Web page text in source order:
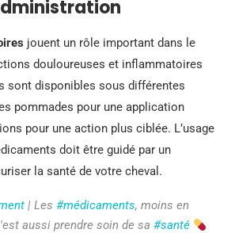
jouent un rôle important dans le
douloureuses et inflammatoires
sont disponibles sous différentes
pommades pour une application
pour une action plus ciblée. L’usage
doit être guidé par un
la santé de votre cheval.
| Les #médicaments, moins en
aussi prendre soin de sa #santé